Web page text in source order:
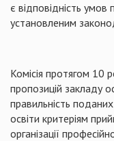
є відповідність
установленим
Комісія протягом 10
пропозицій закладу
правильність
освіти критеріям
організації